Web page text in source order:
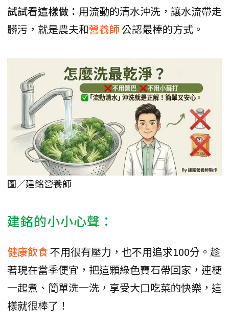
試試看這樣做： 用流動的清水沖洗，讓水流帶走
髒污，就是農夫和營養師公認最棒的方式。
圖／建銘營養師
建銘的小小心聲：
健康飲食不用很有壓力，也不用追求100分。趁
著現在當季便宜，把這顆綠色寶石帶回家，連梗
一起煮、簡單洗一洗，享受大口吃菜的快樂，這
樣就很棒了！